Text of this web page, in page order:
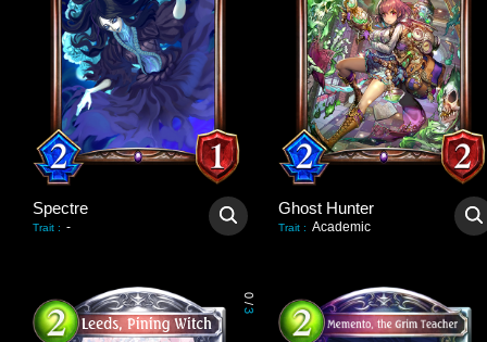
Spectre
Trait : -
Ghost Hunter
Trait : Academic
0
/
3